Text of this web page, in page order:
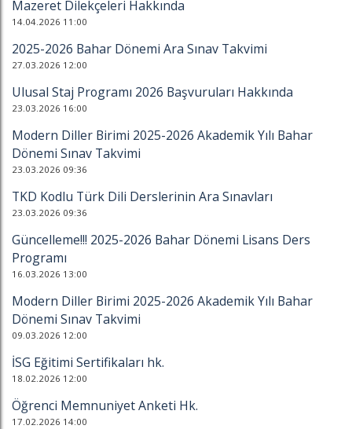
Mazeret Dilekçeleri Hakkında
14.04.2026 11:00
2025-2026 Bahar Dönemi Ara Sınav Takvimi
27.03.2026 12:00
Ulusal Staj Programı 2026 Başvuruları Hakkında
23.03.2026 16:00
Modern Diller Birimi 2025-2026 Akademik Yılı Bahar
Dönemi Sınav Takvimi
23.03.2026 09:36
TKD Kodlu Türk Dili Derslerinin Ara Sınavları
23.03.2026 09:36
Güncelleme!!! 2025-2026 Bahar Dönemi Lisans Ders
Programı
16.03.2026 13:00
Modern Diller Birimi 2025-2026 Akademik Yılı Bahar
Dönemi Sınav Takvimi
09.03.2026 12:00
İSG Eğitimi Sertifikaları hk.
18.02.2026 12:00
Öğrenci Memnuniyet Anketi Hk.
17.02.2026 14:00